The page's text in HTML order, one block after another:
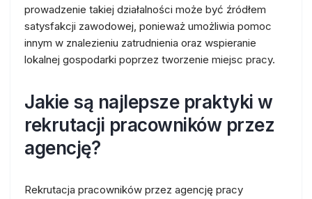
prowadzenie takiej działalności może być źródłem
satysfakcji zawodowej, ponieważ umożliwia pomoc
innym w znalezieniu zatrudnienia oraz wspieranie
lokalnej gospodarki poprzez tworzenie miejsc pracy.
Jakie są najlepsze praktyki w
rekrutacji pracowników przez
agencję?
Rekrutacja pracowników przez agencję pracy